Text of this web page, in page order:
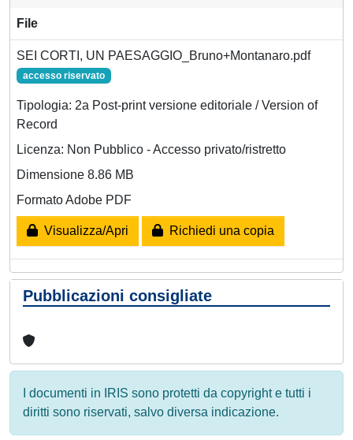
File
SEI CORTI, UN PAESAGGIO_Bruno+Montanaro.pdf
accesso riservato
Tipologia: 2a Post-print versione editoriale / Version of
Record
Licenza: Non Pubblico - Accesso privato/ristretto
Dimensione 8.86 MB
Formato Adobe PDF
Visualizza/Apri Richiedi una copia
Pubblicazioni consigliate
I documenti in IRIS sono protetti da copyright e tutti i
diritti sono riservati, salvo diversa indicazione.